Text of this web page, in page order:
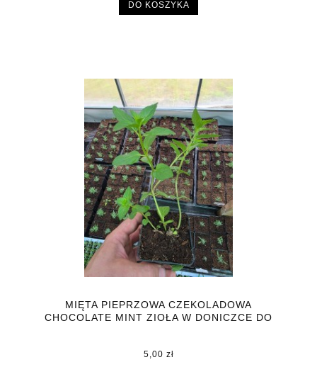
DO KOSZYKA
MIĘTA PIEPRZOWA CZEKOLADOWA
CHOCOLATE MINT ZIOŁA W DONICZCE DO
5,00 zł